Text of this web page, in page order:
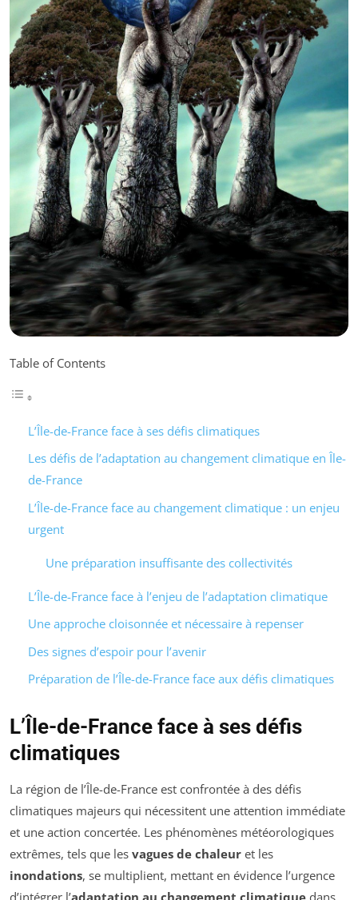
Table of Contents
L’Île-de-France face à ses défis climatiques
Les défis de l’adaptation au changement climatique en Île-
de-France
L’Île-de-France face au changement climatique : un enjeu
urgent
Une préparation insuffisante des collectivités
L’Île-de-France face à l’enjeu de l’adaptation climatique
Une approche cloisonnée et nécessaire à repenser
Des signes d’espoir pour l’avenir
Préparation de l’Île-de-France face aux défis climatiques
L’Île-de-France face à ses défis
climatiques
La région de l’Île-de-France est confrontée à des défis
climatiques majeurs qui nécessitent une attention immédiate
et une action concertée. Les phénomènes météorologiques
extrêmes, tels que les vagues de chaleur et les
inondations, se multiplient, mettant en évidence l’urgence